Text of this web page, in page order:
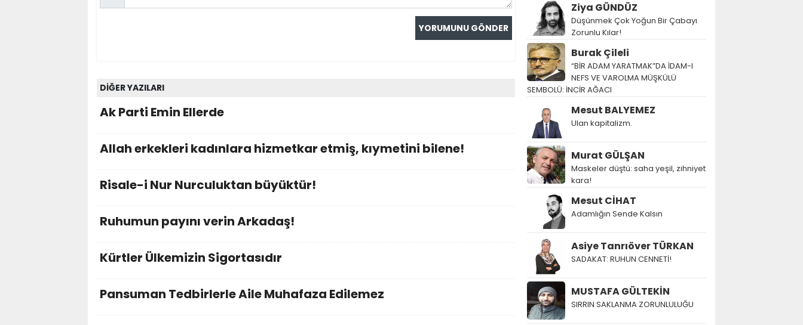
DİĞER YAZILARI
Ak Parti Emin Ellerde
Allah erkekleri kadınlara hizmetkar etmiş, kıymetini bilene!
Risale-i Nur Nurculuktan büyüktür!
Ruhumun payını verin Arkadaş!
Kürtler Ülkemizin Sigortasıdır
Pansuman Tedbirlerle Aile Muhafaza Edilemez
Ziya GÜNDÜZ
Düşünmek Çok Yoğun Bir Çabayı
Zorunlu Kılar!
Burak Çileli
“BİR ADAM YARATMAK”DA İDAM-I
NEFS VE VAROLMA MÜŞKÜLÜ
SEMBOLÜ: İNCİR AĞACI
Mesut BALYEMEZ
Ulan kapitalizm.
Murat GÜLŞAN
Maskeler düştü: saha yeşil, zihniyet
kara!
Mesut CİHAT
Adamlığın Sende Kalsın
Asiye Tanrıöver TÜRKAN
SADAKAT: RUHUN CENNETİ!
MUSTAFA GÜLTEKİN
SIRRIN SAKLANMA ZORUNLULUĞU